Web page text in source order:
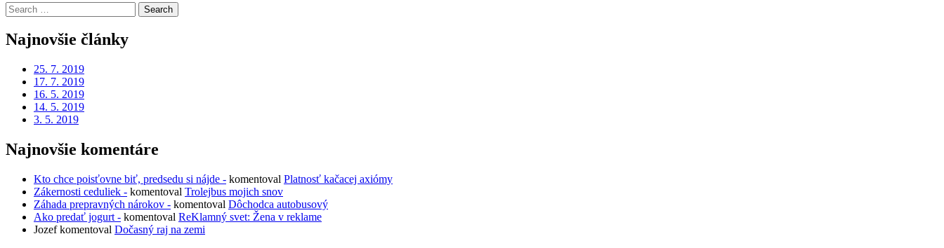
Search
for:
Najnovšie články
25. 7. 2019
17. 7. 2019
16. 5. 2019
14. 5. 2019
3. 5. 2019
Najnovšie komentáre
Kto chce poisťovne biť, predsedu si nájde - komentoval Platnosť kačacej axiómy
Zákernosti ceduliek - komentoval Trolejbus mojich snov
Záhada prepravných nárokov - komentoval Dôchodca autobusový
Ako predať jogurt - komentoval ReKlamný svet: Žena v reklame
Jozefkomentoval Dočasný raj na zemi